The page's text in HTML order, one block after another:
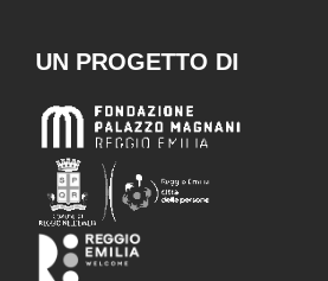
UN PROGETTO DI